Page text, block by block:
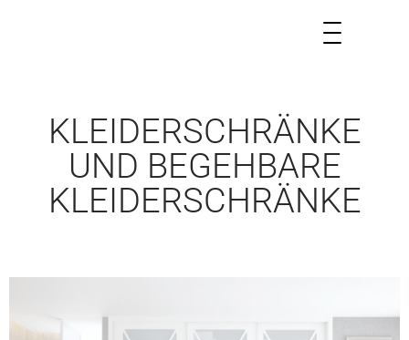
KLEIDERSCHRÄNKE
UND BEGEHBARE
KLEIDERSCHRÄNKE